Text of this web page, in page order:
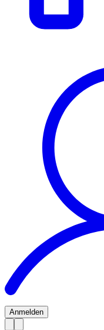
Anmelden